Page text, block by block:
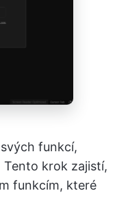
funkcí,
Tento krok zajistí,
funkcím, které